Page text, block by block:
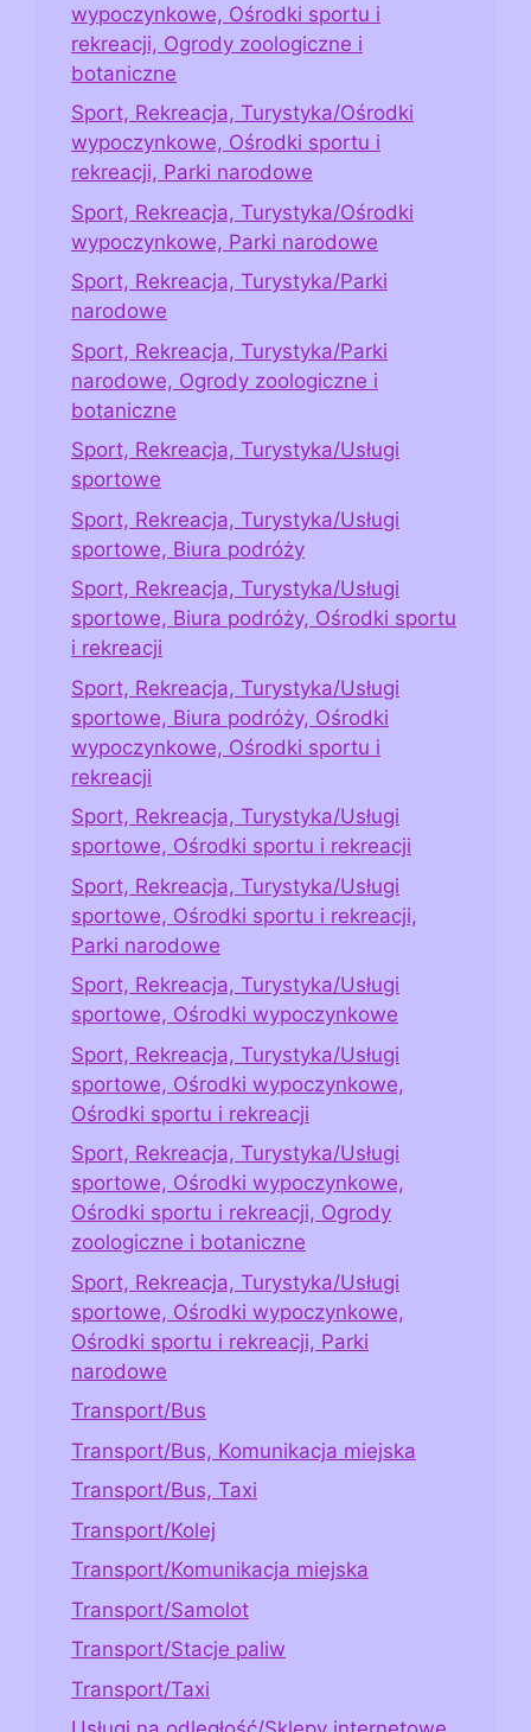
wypoczynkowe, Ośrodki sportu i
rekreacji, Ogrody zoologiczne i
botaniczne
Sport, Rekreacja, Turystyka/Ośrodki
wypoczynkowe, Ośrodki sportu i
rekreacji, Parki narodowe
Sport, Rekreacja, Turystyka/Ośrodki
wypoczynkowe, Parki narodowe
Sport, Rekreacja, Turystyka/Parki
narodowe
Sport, Rekreacja, Turystyka/Parki
narodowe, Ogrody zoologiczne i
botaniczne
Sport, Rekreacja, Turystyka/Usługi
sportowe
Sport, Rekreacja, Turystyka/Usługi
sportowe, Biura podróży
Sport, Rekreacja, Turystyka/Usługi
sportowe, Biura podróży, Ośrodki sportu
i rekreacji
Sport, Rekreacja, Turystyka/Usługi
sportowe, Biura podróży, Ośrodki
wypoczynkowe, Ośrodki sportu i
rekreacji
Sport, Rekreacja, Turystyka/Usługi
sportowe, Ośrodki sportu i rekreacji
Sport, Rekreacja, Turystyka/Usługi
sportowe, Ośrodki sportu i rekreacji,
Parki narodowe
Sport, Rekreacja, Turystyka/Usługi
sportowe, Ośrodki wypoczynkowe
Sport, Rekreacja, Turystyka/Usługi
sportowe, Ośrodki wypoczynkowe,
Ośrodki sportu i rekreacji
Sport, Rekreacja, Turystyka/Usługi
sportowe, Ośrodki wypoczynkowe,
Ośrodki sportu i rekreacji, Ogrody
zoologiczne i botaniczne
Sport, Rekreacja, Turystyka/Usługi
sportowe, Ośrodki wypoczynkowe,
Ośrodki sportu i rekreacji, Parki
narodowe
Transport/Bus
Transport/Bus, Komunikacja miejska
Transport/Bus, Taxi
Transport/Kolej
Transport/Komunikacja miejska
Transport/Samolot
Transport/Stacje paliw
Transport/Taxi